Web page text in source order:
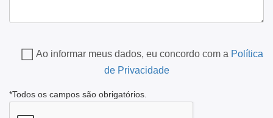
Ao informar meus dados, eu concordo com a Política
de Privacidade
*Todos os campos são obrigatórios.